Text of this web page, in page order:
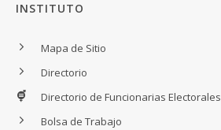
INSTITUTO
Mapa de Sitio
Directorio
Directorio de Funcionarias Electorales
Bolsa de Trabajo